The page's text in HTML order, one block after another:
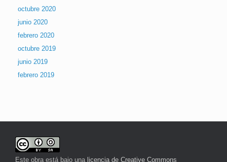
octubre 2020
junio 2020
febrero 2020
octubre 2019
junio 2019
febrero 2019
Este obra está bajo una licencia de Creative Commons